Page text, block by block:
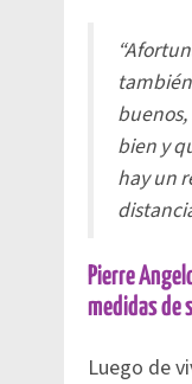
bien y
hay un
Pierre
medidas de
Luego de